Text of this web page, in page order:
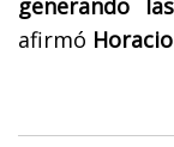
generando
afirmó